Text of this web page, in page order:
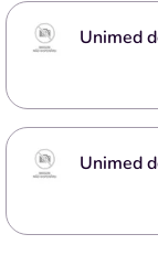
Unimed
Unimed